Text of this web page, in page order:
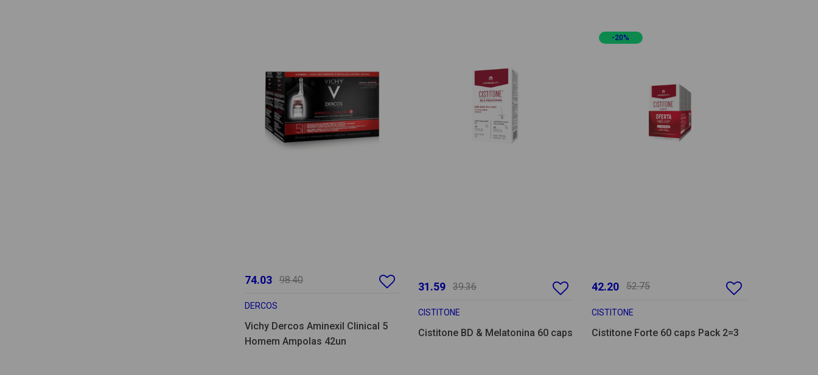
74.03 98.40
DERCOS
Vichy Dercos Aminexil Clinical 5
Homem Ampolas 42un
31.59 39.36
CISTITONE
Cistitone BD & Melatonina 60 caps
-20%
42.20 52.75
CISTITONE
Cistitone Forte 60 caps Pack 2=3